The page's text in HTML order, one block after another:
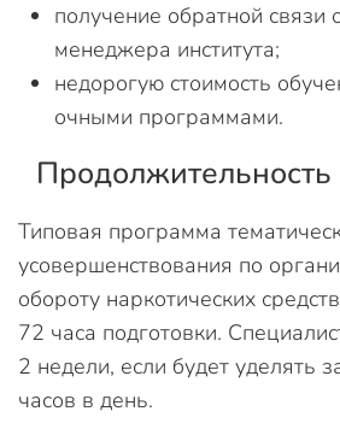
получение обратной связи
менеджера института;
недорогую стоимость
очными программами.
Продолжительность
Типовая программа
усовершенствования по
обороту наркотических
72 часа подготовки.
2 недели, если будет уделять
часов в день.